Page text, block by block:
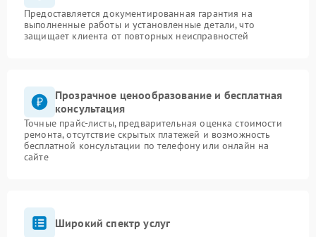
Предоставляется документированная гарантия на
выполненные работы и установленные детали, что
защищает клиента от повторных неисправностей
Прозрачное ценообразование и бесплатная
консультация
Точные прайс-листы, предварительная оценка стоимости
ремонта, отсутствие скрытых платежей и возможность
бесплатной консультации по телефону или онлайн на
сайте
Широкий спектр услуг